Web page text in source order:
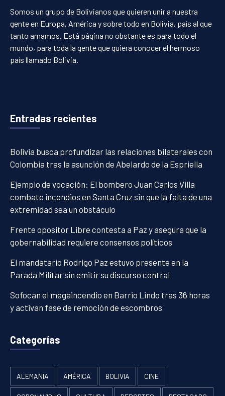
Somos un grupo de Bolivianos que quieren unir a nuestra
gente en Europa, América y sobre todo en Bolivia, país al que
tanto amamos. Está página no obstante es para todo el
mundo, para toda la gente que quiera conocer el hermoso
país llamado Bolivia.
Entradas recientes
Bolivia busca profundizar las relaciones bilaterales con
Colombia tras la asunción de Abelardo de la Espriella
Ejemplo de vocación: El bombero Juan Carlos Villa
combate incendios en Santa Cruz sin que la falta de una
extremidad sea un obstáculo
Frente opositor Libre contesta a Paz y asegura que la
gobernabilidad requiere consensos políticos
El mandatario Rodrigo Paz estuvo presente en la
Parada Militar sin emitir su discurso central
Sofocan el megaincendio en Barrio Lindo tras 36 horas
y activan fase de remoción de escombros
Categorías
ALEMANIA AMÉRICA BOLIVIA CINE